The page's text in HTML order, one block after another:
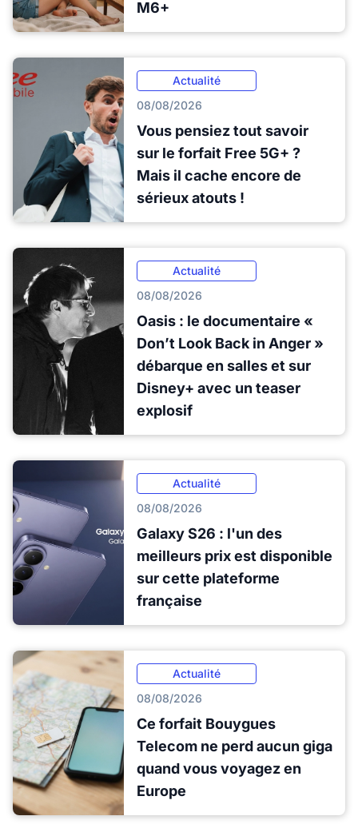
M6+
Actualité
08/08/2026
Vous pensiez tout savoir
sur le forfait Free 5G+ ?
Mais il cache encore de
sérieux atouts !
Actualité
08/08/2026
Oasis : le documentaire «
Don’t Look Back in Anger »
débarque en salles et sur
Disney+ avec un teaser
explosif
Actualité
08/08/2026
Galaxy S26 : l'un des
meilleurs prix est disponible
sur cette plateforme
française
Actualité
08/08/2026
Ce forfait Bouygues
Telecom ne perd aucun giga
quand vous voyagez en
Europe